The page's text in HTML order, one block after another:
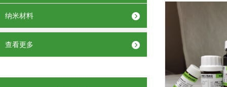
纳米材料
查看更多